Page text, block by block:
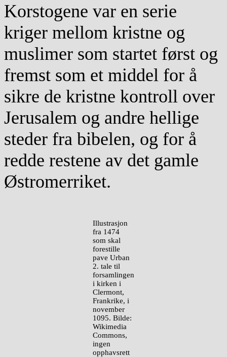
Korstogene var en serie
kriger mellom kristne og
muslimer som startet først og
fremst som et middel for å
sikre de kristne kontroll over
Jerusalem og andre hellige
steder fra bibelen, og for å
redde restene av det gamle
Østromerriket.
Illustrasjon
fra 1474
som skal
forestille
pave Urban
2. tale til
forsamlingen
i kirken i
Clermont,
Frankrike, i
november
1095. Bilde:
Wikimedia
Commons,
ingen
opphavsrett